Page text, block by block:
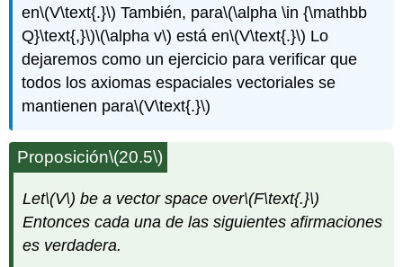
en\(V\text{.}\) También, para\(\alpha \in {\mathbb
Q}\text{,}\)\(\alpha v\) está en\(V\text{.}\) Lo
dejaremos como un ejercicio para verificar que
todos los axiomas espaciales vectoriales se
mantienen para\(V\text{.}\)
Proposición\(20.5\)
Let\(V\) be a vector space over\(F\text{.}\)
Entonces cada una de las siguientes afirmaciones
es verdadera.